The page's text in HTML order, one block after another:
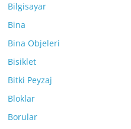
Bilgisayar
Bina
Bina Objeleri
Bisiklet
Bitki Peyzaj
Bloklar
Borular